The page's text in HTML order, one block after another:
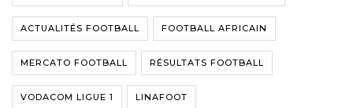
ACTUALITÉS FOOTBALL FOOTBALL AFRICAIN
MERCATO FOOTBALL RÉSULTATS FOOTBALL
VODACOM LIGUE 1 LINAFOOT